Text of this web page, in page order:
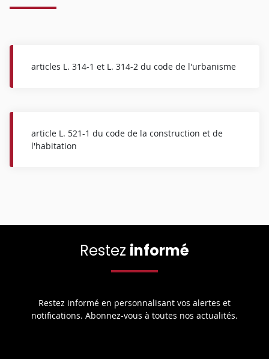
articles L. 314-1 et L. 314-2 du code de l'urbanisme
article L. 521-1 du code de la construction et de
l'habitation
Restez informé
Restez informé en personnalisant vos alertes et
notifications. Abonnez-vous à toutes nos actualités.